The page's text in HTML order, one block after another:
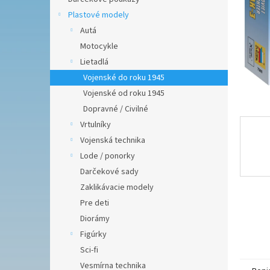
Plastové modely
Autá
Motocykle
Lietadlá
Vojenské do roku 1945
Vojenské od roku 1945
Dopravné / Civilné
Vrtulníky
Vojenská technika
Lode / ponorky
Darčekové sady
Zaklikávacie modely
Pre deti
Diorámy
Figúrky
Sci-fi
Vesmírna technika